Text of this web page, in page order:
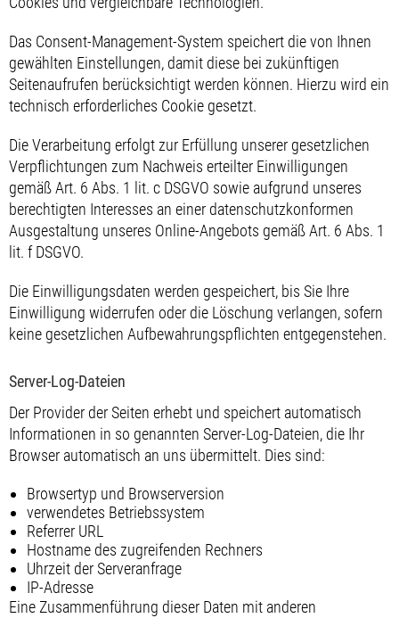
Das Consent-Management-System speichert die von Ihnen
gewählten Einstellungen, damit diese bei zukünftigen
Seitenaufrufen berücksichtigt werden können. Hierzu wird ein
technisch erforderliches Cookie gesetzt.
Die Verarbeitung erfolgt zur Erfüllung unserer gesetzlichen
Verpflichtungen zum Nachweis erteilter Einwilligungen
gemäß Art. 6 Abs. 1 lit. c DSGVO sowie aufgrund unseres
berechtigten Interesses an einer datenschutzkonformen
Ausgestaltung unseres Online-Angebots gemäß Art. 6 Abs. 1
lit. f DSGVO.
Die Einwilligungsdaten werden gespeichert, bis Sie Ihre
Einwilligung widerrufen oder die Löschung verlangen, sofern
keine gesetzlichen Aufbewahrungspflichten entgegenstehen.
Server-Log-Dateien
Der Provider der Seiten erhebt und speichert automatisch
Informationen in so genannten Server-Log-Dateien, die Ihr
Browser automatisch an uns übermittelt. Dies sind:
Browsertyp und Browserversion
verwendetes Betriebssystem
Referrer URL
Hostname des zugreifenden Rechners
Uhrzeit der Serveranfrage
IP-Adresse
Eine Zusammenführung dieser Daten mit anderen